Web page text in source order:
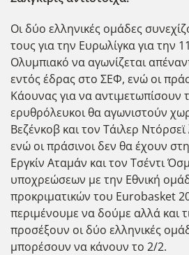
Οι δύο ελληνικές ομάδες
τους για την Ευρωλίγκα για την
Ολυμπιακό να αγωνίζεται
εντός έδρας στο ΣΕΦ, ενώ οι
Κάουνας για να αντιμετωπίσουν
ερυθρόλευκοι θα αγωνιστούν
Βεζένκοβ και τον Τάιλερ
ενώ οι πράσινοι δεν θα έχουν
Εργκίν Αταμάν και τον Τσέντι
υποχρεώσεων με την Εθνική
προκριματικών του Eurobasket
περιμένουμε να δούμε αλλά και
προσέξουν οι δύο ελληνικές
μπορέσουν να κάνουν το 2/2.